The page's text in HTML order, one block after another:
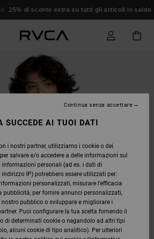
25% di sconto extra su tutti gli articoli in saldo
SUCCEDE AI TUOI DATI
i nostri partner, utilizziamo i cookie o dei
salvare e/o accedere a delle informazioni sul
personali (ad es. i dati di
IP) potrebbero essere utilizzati per:
personalizzati, misurare l’efficacia
pubblicità, per fornire annunci personalizzati,
pubblico o sviluppare e migliorare i
Puoi configurare la tua scelta fornendo il
di determinati cookie o negandolo ad altri tipi
alcuni cookie di tipo analitico). Per ulteriori
Continua senza accettare